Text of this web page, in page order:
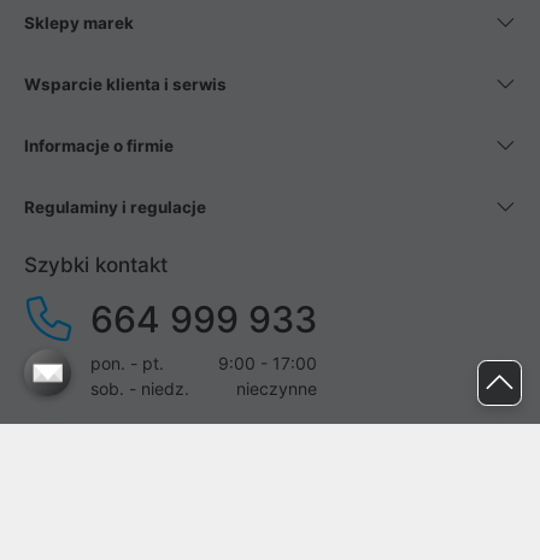
Sklepy marek
Wsparcie klienta i serwis
Informacje o firmie
Regulaminy i regulacje
Szybki kontakt
664 999 933
pon. - pt.
9:00 - 17:00
sob. - niedz.
nieczynne